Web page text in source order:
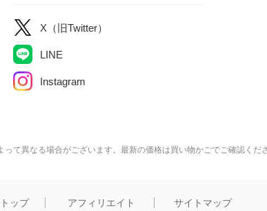
X（旧Twitter）
LINE
Instagram
て異なる場合がございます。最新の価格は買い物かごでご確認くださ
ップ アフィリエイト サイトマップ